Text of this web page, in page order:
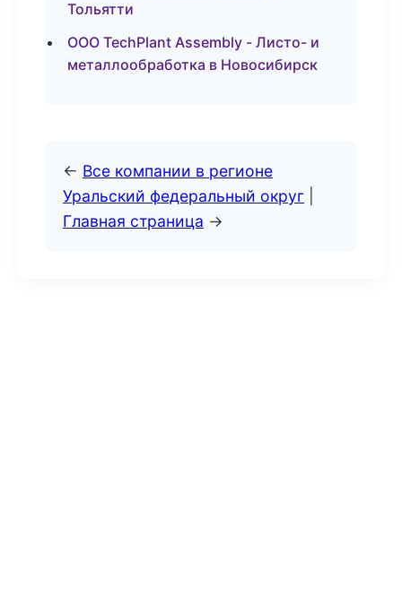
Тольятти
ООО TechPlant Assembly - Листо- и
металлообработка в Новосибирск
← Все компании в регионе
Уральский федеральный округ
Главная страница →